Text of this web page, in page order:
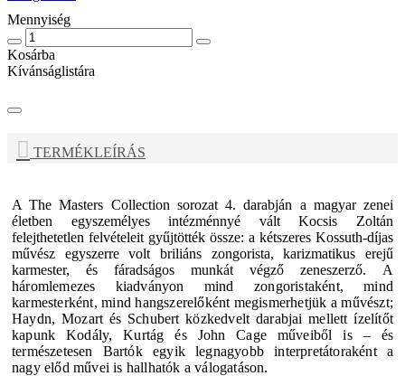
Mennyiség
Kosárba
Kívánságlistára
TERMÉKLEÍRÁS
A The Masters Collection sorozat 4. darabján a magyar zenei
életben egyszemélyes intézménnyé vált Kocsis Zoltán
felejthetetlen felvételeit gyűjtötték össze: a kétszeres Kossuth-díjas
művész egyszerre volt briliáns zongorista, karizmatikus erejű
karmester, és fáradságos munkát végző zeneszerző. A
háromlemezes kiadványon mind zongoristaként, mind
karmesterként, mind hangszerelőként megismerhetjük a művészt;
Haydn, Mozart és Schubert közkedvelt darabjai mellett ízelítőt
kapunk Kodály, Kurtág és John Cage műveiből is – és
természetesen Bartók egyik legnagyobb interpretátoraként a
nagy előd művei is hallhatók a válogatáson.